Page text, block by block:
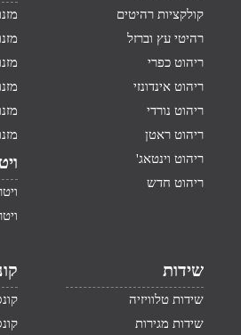
קולקציות רהיטים
רהיטי עץ וברזל
ריהוט כפרי
ריהוט אינדונזי
ריהוט נורדי
ריהוט ראטן
ריהוט וינטאג'
ריהוט חדש
שידות
שידות טלוויזיה
שידות מגירות